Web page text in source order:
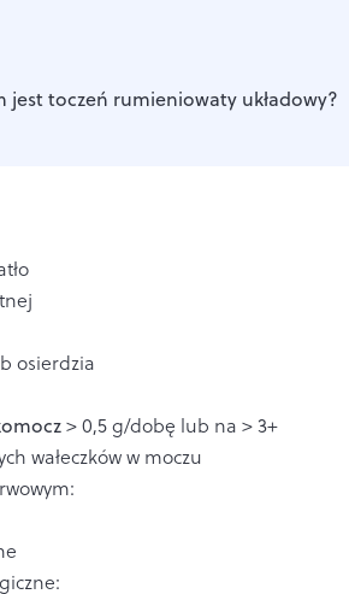
jest toczeń rumieniowaty układowy?
osierdzia
> 0,5 g/dobę lub na > 3+
wałeczków w moczu